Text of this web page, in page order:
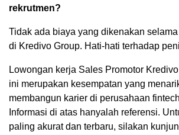
rekrutmen?
Tidak ada biaya yang dikenakan
di Kredivo Group. Hati-hati terhadap
Lowongan kerja Sales Promotor
ini merupakan kesempatan yang
membangun karier di perusahaan
Informasi di atas hanyalah referensi.
paling akurat dan terbaru, silakan